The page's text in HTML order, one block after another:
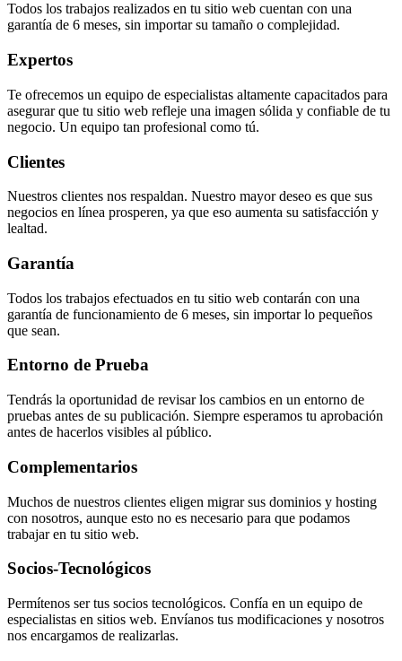
Todos los trabajos realizados en tu sitio web cuentan con una
garantía de 6 meses, sin importar su tamaño o complejidad.
Expertos
Te ofrecemos un equipo de especialistas altamente capacitados para
asegurar que tu sitio web refleje una imagen sólida y confiable de tu
negocio. Un equipo tan profesional como tú.
Clientes
Nuestros clientes nos respaldan. Nuestro mayor deseo es que sus
negocios en línea prosperen, ya que eso aumenta su satisfacción y
lealtad.
Garantía
Todos los trabajos efectuados en tu sitio web contarán con una
garantía de funcionamiento de 6 meses, sin importar lo pequeños
que sean.
Entorno de Prueba
Tendrás la oportunidad de revisar los cambios en un entorno de
pruebas antes de su publicación. Siempre esperamos tu aprobación
antes de hacerlos visibles al público.
Complementarios
Muchos de nuestros clientes eligen migrar sus dominios y hosting
con nosotros, aunque esto no es necesario para que podamos
trabajar en tu sitio web.
Socios-Tecnológicos
Permítenos ser tus socios tecnológicos. Confía en un equipo de
especialistas en sitios web. Envíanos tus modificaciones y nosotros
nos encargamos de realizarlas.